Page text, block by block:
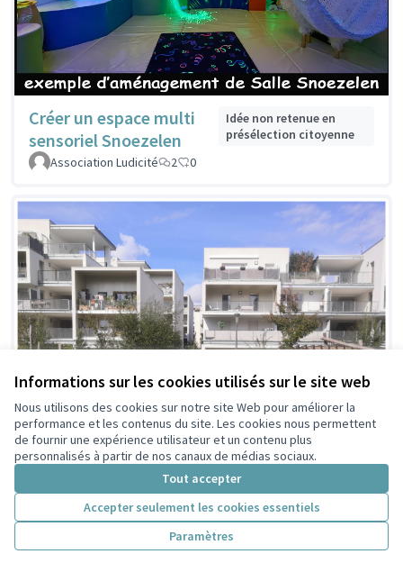
Informations sur les cookies utilisés sur le site web
Nous utilisons des cookies sur notre site Web pour améliorer la
performance et les contenus du site. Les cookies nous permettent
de fournir une expérience utilisateur et un contenu plus
personnalisés à partir de nos canaux de médias sociaux.
Tout accepter
Accepter seulement les cookies essentiels
Paramètres
Créer un espace multi
sensoriel Snoezelen
Idée non retenue en
présélection citoyenne
Association Ludicité
2 0